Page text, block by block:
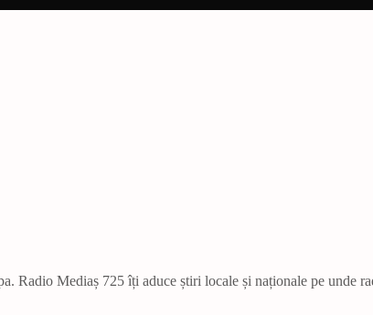
Radio Mediaș 725 îți aduce știri locale și naționale pe unde